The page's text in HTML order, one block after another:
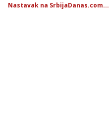
Nastavak na SrbijaDanas.com...